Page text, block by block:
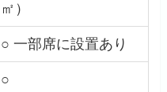
㎡）
○ 一部席に設置あり
○